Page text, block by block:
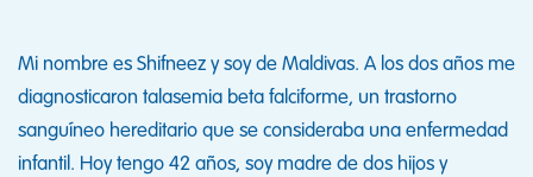
Mi nombre es Shifneez y soy de Maldivas. A los dos años me
diagnosticaron talasemia beta falciforme, un trastorno
sanguíneo hereditario que se consideraba una enfermedad
infantil. Hoy tengo 42 años, soy madre de dos hijos y